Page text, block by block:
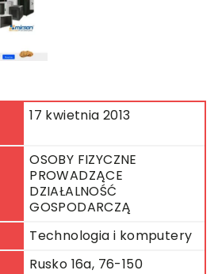
17 kwietnia 2013
OSOBY FIZYCZNE
PROWADZĄCE
DZIAŁALNOŚĆ
GOSPODARCZĄ
Technologia i komputery
Rusko 16a, 76-150